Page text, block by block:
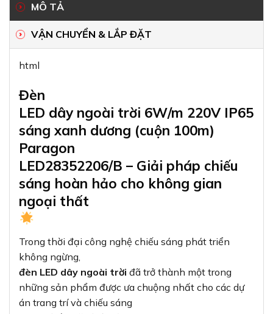
MÔ TẢ
VẬN CHUYỂN & LẮP ĐẶT
html
Đèn
LED dây ngoài trời 6W/m 220V IP65
sáng xanh dương (cuộn 100m)
Paragon
LED28352206/B – Giải pháp chiếu
sáng hoàn hảo cho không gian
ngoại thất
Trong thời đại công nghệ chiếu sáng phát triển
không ngừng,
đèn LED dây ngoài trời đã trở thành một trong
những sản phẩm được ưa chuộng nhất cho các dự
án trang trí và chiếu sáng